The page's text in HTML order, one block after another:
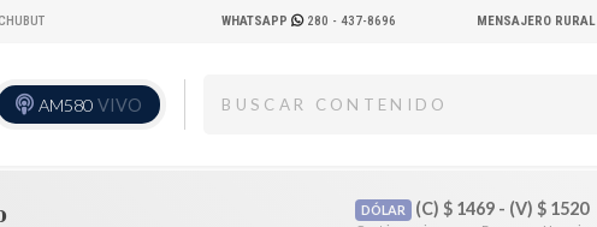
WHATSAPP 280 - 437-8696 MENSAJERO RURAL
AM580 VIVO
DÓLAR (C) $1469 - (V) $1520